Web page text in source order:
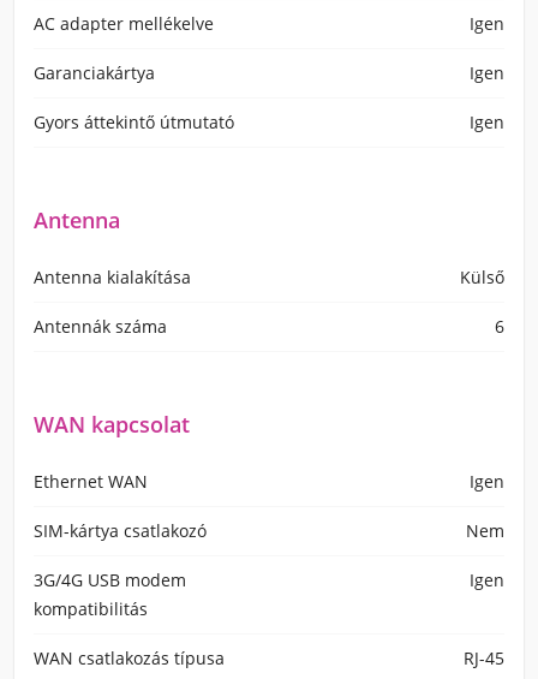
AC adapter mellékelve Igen
Garanciakártya Igen
Gyors áttekintő útmutató Igen
Antenna
Antenna kialakítása Külső
Antennák száma 6
WAN kapcsolat
Ethernet WAN Igen
SIM-kártya csatlakozó Nem
3G/4G USB modem
kompatibilitás
Igen
WAN csatlakozás típusa RJ-45